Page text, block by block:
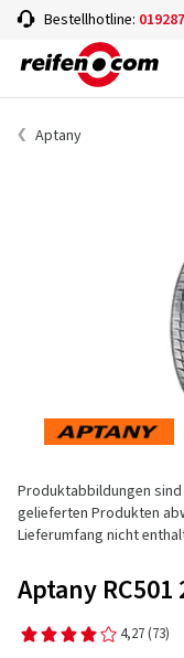
Bestellhotline:
Aptany
Produktabbildungen
gelieferten Produkten
Lieferumfang nicht
Aptany RC501
4,27 (73)